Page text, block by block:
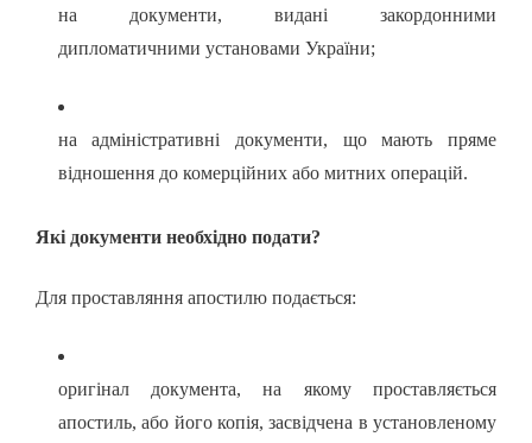
на документи, видані закордонними
дипломатичними установами України;
на адміністративні документи, що мають пряме
відношення до комерційних або митних операцій.
Які документи необхідно подати?
Для проставляння апостилю подається:
оригінал документа, на якому проставляється
апостиль, або його копія, засвідчена в установленому